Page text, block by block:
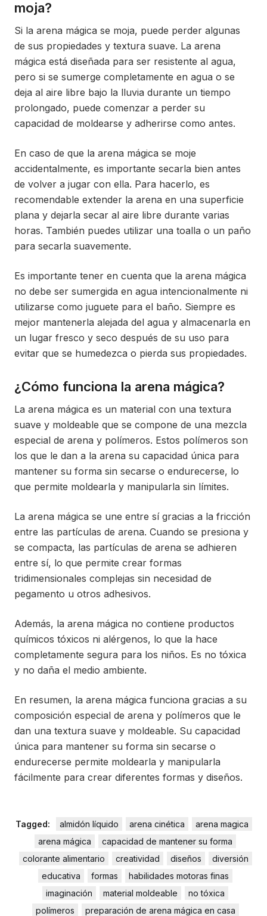
moja?
Si la arena mágica se moja, puede perder algunas
de sus propiedades y textura suave. La arena
mágica está diseñada para ser resistente al agua,
pero si se sumerge completamente en agua o se
deja al aire libre bajo la lluvia durante un tiempo
prolongado, puede comenzar a perder su
capacidad de moldearse y adherirse como antes.
En caso de que la arena mágica se moje
accidentalmente, es importante secarla bien antes
de volver a jugar con ella. Para hacerlo, es
recomendable extender la arena en una superficie
plana y dejarla secar al aire libre durante varias
horas. También puedes utilizar una toalla o un paño
para secarla suavemente.
Es importante tener en cuenta que la arena mágica
no debe ser sumergida en agua intencionalmente ni
utilizarse como juguete para el baño. Siempre es
mejor mantenerla alejada del agua y almacenarla en
un lugar fresco y seco después de su uso para
evitar que se humedezca o pierda sus propiedades.
¿Cómo funciona la arena mágica?
La arena mágica es un material con una textura
suave y moldeable que se compone de una mezcla
especial de arena y polímeros. Estos polímeros son
los que le dan a la arena su capacidad única para
mantener su forma sin secarse o endurecerse, lo
que permite moldearla y manipularla sin límites.
La arena mágica se une entre sí gracias a la fricción
entre las partículas de arena. Cuando se presiona y
se compacta, las partículas de arena se adhieren
entre sí, lo que permite crear formas
tridimensionales complejas sin necesidad de
pegamento u otros adhesivos.
Además, la arena mágica no contiene productos
químicos tóxicos ni alérgenos, lo que la hace
completamente segura para los niños. Es no tóxica
y no daña el medio ambiente.
En resumen, la arena mágica funciona gracias a su
composición especial de arena y polímeros que le
dan una textura suave y moldeable. Su capacidad
única para mantener su forma sin secarse o
endurecerse permite moldearla y manipularla
fácilmente para crear diferentes formas y diseños.
Tagged: almidón líquido arena cinética
arena magica
arena mágica
capacidad de mantener su forma
colorante alimentario
creatividad diseños
diversión
educativa
formas
habilidades motoras finas
imaginación
material moldeable
no tóxica
polímeros
preparación de arena mágica en casa